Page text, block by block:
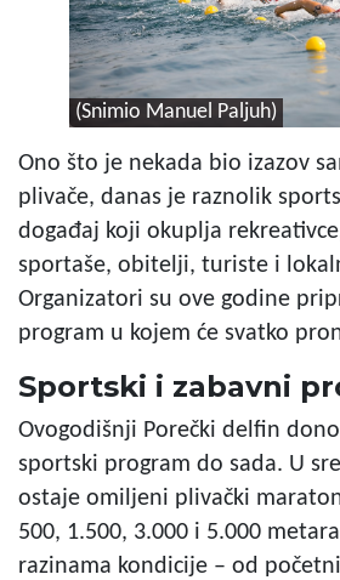
(Snimio Manuel Paljuh)
Ono što je nekada bio izazov
plivače, danas je raznolik
događaj koji okuplja
sportaše, obitelji, turiste i
Organizatori su ove godine
program u kojem će svatko
Sportski i zabavni
Ovogodišnji Porečki delfin
sportski program do sada. U
ostaje omiljeni plivački
500, 1.500, 3.000 i 5.000
razinama kondicije – od